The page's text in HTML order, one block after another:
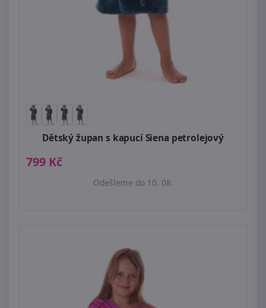
Dětský župan s kapucí Siena petrolejový
799 Kč
Odešleme do 10. 08.